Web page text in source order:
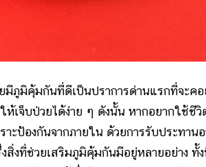
คุ้มกันที่ดีเป็นปราการด่านแรกที่จะคอย
ห้เจ็บป่วยได้ง่าย ๆ ดังนั้น หากอยากใช้ชี
ราะป้องกันจากภายใน ด้วยการรับประทา
สิ่งที่ช่วยเสริมภูมิคุ้มกันมีอยู่หลายอย่าง